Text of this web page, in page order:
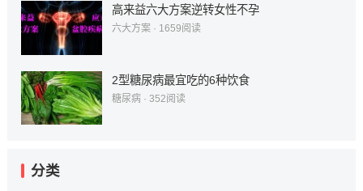
高来益六大方案逆转女性不孕
六大方案· 1659阅读
2型糖尿病最宜吃的6种饮食
糖尿病· 352阅读
分类